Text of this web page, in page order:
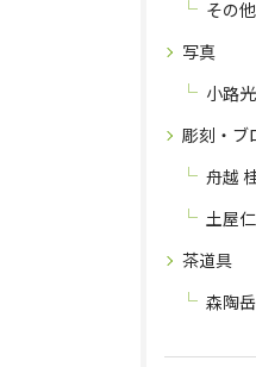
その
写真
小路
彫刻・ブ
舟越
土屋
茶道具
森陶岳